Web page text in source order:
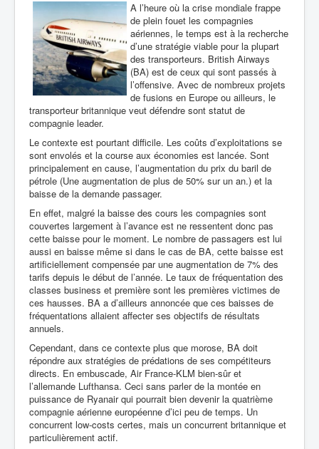
A l’heure où la crise mondiale frappe
de plein fouet les compagnies
aériennes, le temps est à la recherche
d’une stratégie viable pour la plupart
des transporteurs. British Airways
(BA) est de ceux qui sont passés à
l’offensive. Avec de nombreux projets
de fusions en Europe ou ailleurs, le
transporteur britannique veut défendre sont statut de
compagnie leader.
Le contexte est pourtant difficile. Les coûts d’exploitations se
sont envolés et la course aux économies est lancée. Sont
principalement en cause, l’augmentation du prix du baril de
pétrole (Une augmentation de plus de 50% sur un an.) et la
baisse de la demande passager.
En effet, malgré la baisse des cours les compagnies sont
couvertes largement à l’avance est ne ressentent donc pas
cette baisse pour le moment. Le nombre de passagers est lui
aussi en baisse même si dans le cas de BA, cette baisse est
artificiellement compensée par une augmentation de 7% des
tarifs depuis le début de l’année. Le taux de fréquentation des
classes business et première sont les premières victimes de
ces hausses. BA a d’ailleurs annoncée que ces baisses de
fréquentations allaient affecter ses objectifs de résultats
annuels.
Cependant, dans ce contexte plus que morose, BA doit
répondre aux stratégies de prédations de ses compétiteurs
directs. En embuscade, Air France-KLM bien-sûr et
l’allemande Lufthansa. Ceci sans parler de la montée en
puissance de Ryanair qui pourrait bien devenir la quatrième
compagnie aérienne européenne d’ici peu de temps. Un
concurrent low-costs certes, mais un concurrent britannique et
particulièrement actif.